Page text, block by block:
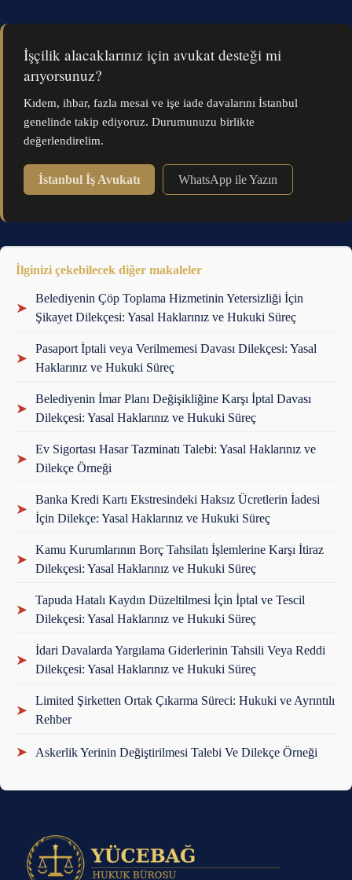
İşçilik alacaklarınız için avukat desteği mi
arıyorsunuz?
Kıdem, ihbar, fazla mesai ve işe iade davalarını İstanbul
genelinde takip ediyoruz. Durumunuzu birlikte
değerlendirelim.
İstanbul İş Avukatı WhatsApp ile Yazın
İlginizi çekebilecek diğer makaleler
➤
Belediyenin Çöp Toplama Hizmetinin Yetersizliği İçin
Şikayet Dilekçesi: Yasal Haklarınız ve Hukuki Süreç
➤
Pasaport İptali veya Verilmemesi Davası Dilekçesi: Yasal
Haklarınız ve Hukuki Süreç
➤
Belediyenin İmar Planı Değişikliğine Karşı İptal Davası
Dilekçesi: Yasal Haklarınız ve Hukuki Süreç
➤
Ev Sigortası Hasar Tazminatı Talebi: Yasal Haklarınız ve
Dilekçe Örneği
➤
Banka Kredi Kartı Ekstresindeki Haksız Ücretlerin İadesi
İçin Dilekçe: Yasal Haklarınız ve Hukuki Süreç
➤
Kamu Kurumlarının Borç Tahsilatı İşlemlerine Karşı İtiraz
Dilekçesi: Yasal Haklarınız ve Hukuki Süreç
➤
Tapuda Hatalı Kaydın Düzeltilmesi İçin İptal ve Tescil
Dilekçesi: Yasal Haklarınız ve Hukuki Süreç
➤
İdari Davalarda Yargılama Giderlerinin Tahsili Veya Reddi
Dilekçesi: Yasal Haklarınız ve Hukuki Süreç
➤
Limited Şirketten Ortak Çıkarma Süreci: Hukuki ve Ayrıntılı
Rehber
➤ Askerlik Yerinin Değiştirilmesi Talebi Ve Dilekçe Örneği